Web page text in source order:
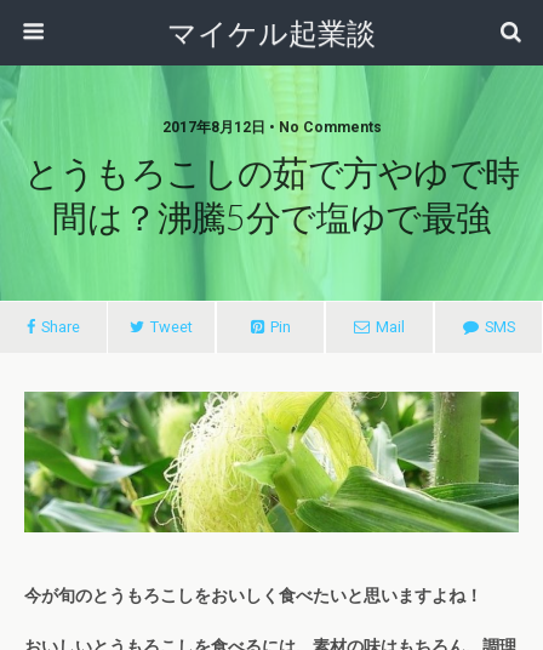
マイケル起業談
2017年8月12日 • No Comments
とうもろこしの茹で方やゆで時
間は？沸騰5分で塩ゆで最強
Share Tweet Pin Mail SMS
今が旬のとうもろこしをおいしく食べたいと思いますよね！
おいしいとうもろこしを食べるには、素材の味はもちろん、調理